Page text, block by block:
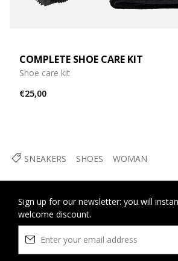
SNEAKERS SHOES WOMAN
COMPLETE SHOE CARE KIT
Shoe care kit
€25,00
Sign up for our newsletter: you will
welcome discount.